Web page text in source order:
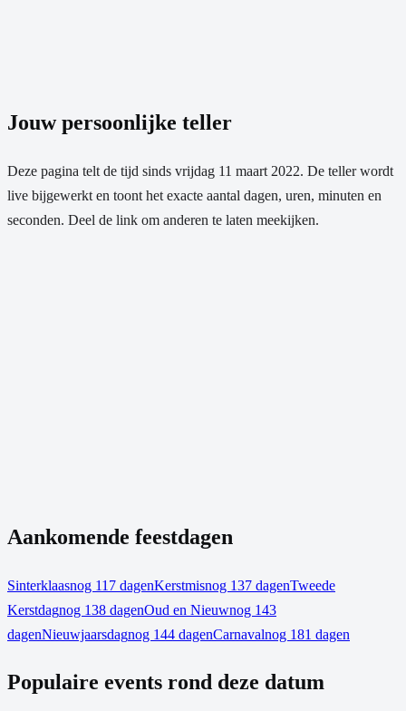
Jouw persoonlijke teller
Deze pagina telt de tijd sinds vrijdag 11 maart 2022. De teller wordt
live bijgewerkt en toont het exacte aantal dagen, uren, minuten en
seconden. Deel de link om anderen te laten meekijken.
Aankomende feestdagen
Sinterklaasnog 117 dagenKerstmisnog 137 dagenTweede
Kerstdagnog 138 dagenOud en Nieuwnog 143
dagenNieuwjaarsdagnog 144 dagenCarnavalnog 181 dagen
Populaire events rond deze datum